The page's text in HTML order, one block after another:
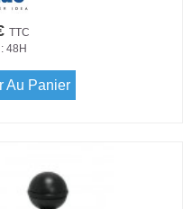
TTC
48H
Au Panier